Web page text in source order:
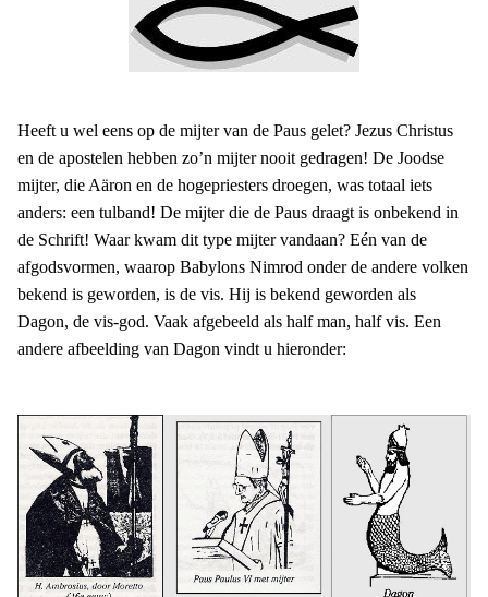
Heeft u wel eens op de mijter van de Paus gelet? Jezus Christus
en de apostelen hebben zo’n mijter nooit gedragen! De Joodse
mijter, die Aäron en de hogepriesters droegen, was totaal iets
anders: een tulband! De mijter die de Paus draagt is onbekend in
de Schrift! Waar kwam dit type mijter vandaan? Eén van de
afgodsvormen, waarop Babylons Nimrod onder de andere volken
bekend is geworden, is de vis. Hij is bekend geworden als
Dagon, de vis-god. Vaak afgebeeld als half man, half vis. Een
andere afbeelding van Dagon vindt u hieronder: